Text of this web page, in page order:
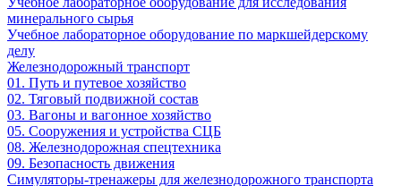
минерального сырья
Учебное лабораторное оборудование по маркшейдерскому
делу
Железнодорожный транспорт
01. Путь и путевое хозяйство
02. Тяговый подвижной состав
03. Вагоны и вагонное хозяйство
05. Сооружения и устройства СЦБ
08. Железнодорожная спецтехника
09. Безопасность движения
Симуляторы-тренажеры для железнодорожного транспорта